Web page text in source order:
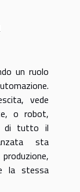
un ruolo
vede
o robot,
di tutto il
sta
la stessa